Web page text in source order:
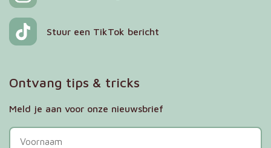
Stuur een TikTok bericht
Ontvang tips & tricks
Meld je aan voor onze nieuwsbrief